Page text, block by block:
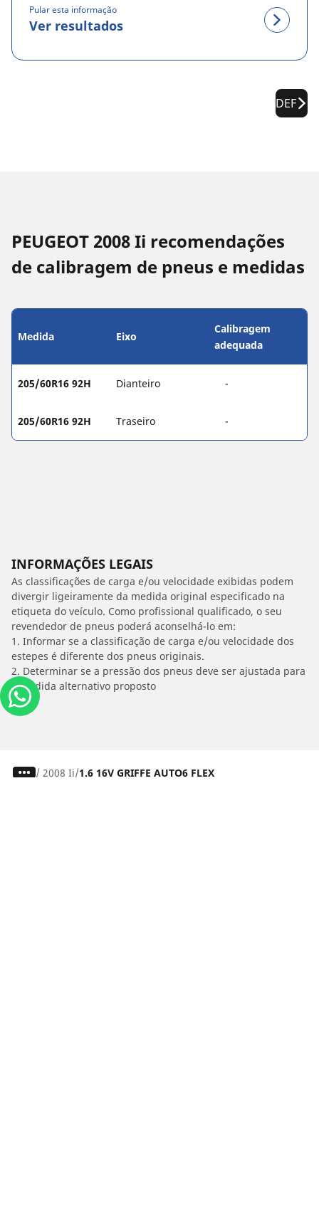
Pular esta informação
Ver resultados
DEF
PEUGEOT 2008 Ii recomendações
de calibragem de pneus e medidas
Medida Eixo
Calibragem
adequada
205/60R16 92H Dianteiro -
205/60R16 92H Traseiro -
INFORMAÇÕES LEGAIS
As classificações de carga e/ou velocidade exibidas podem
divergir ligeiramente da medida original especificado na
etiqueta do veículo. Como profissional qualificado, o seu
revendedor de pneus poderá aconselhá-lo em:
1. Informar se a classificação de carga e/ou velocidade dos
estepes é diferente dos pneus originais.
2. Determinar se a pressão dos pneus deve ser ajustada para
o medida alternativo proposto
/ 2008 Ii 1.6 16V GRIFFE AUTO6 FLEX